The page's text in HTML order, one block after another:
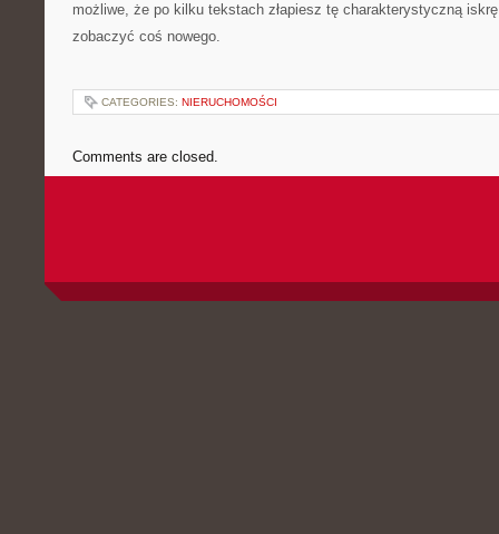
możliwe, że po kilku tekstach złapiesz tę charakterystyczną
zobaczyć coś nowego.
CATEGORIES: NIERUCHOMOŚCI
Comments are closed.